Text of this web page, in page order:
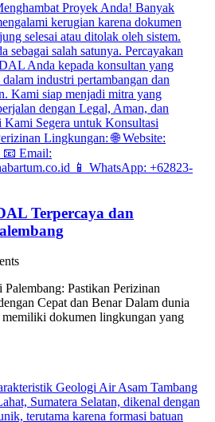
Terpercaya dan
Pastikan Perizinan
Cepat dan Benar Dalam dunia
memiliki dokumen lingkungan yang